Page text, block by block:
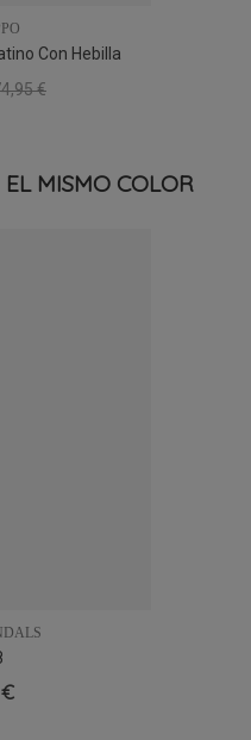
Con Hebilla
€
MISMO COLOR